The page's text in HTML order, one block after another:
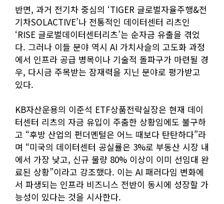
반면, 과거 전기차 중심의 ‘TIGER 글로벌자율주행&전
기차SOLACTIVE’나 전통적인 데이터센터 리츠인
‘RISE 글로벌데이터센터리츠’는 순자금 유출을 겪었
다. 그러나 이들 분야 역시 AI 가치사슬의 고도화 과정
에서 인프라 공급 병목이나 기술적 돌파구가 마련될 경
우, 다시금 주목받는 잠재력을 지닌 분야로 평가받고
있다.
KB자산운용의 이준석 ETF상품전략실장은 현재 데이
터센터 리츠의 자금 유입이 주춤한 상황임에도 불구하
고 “후방 산업의 펀더멘털은 어느 때보다 탄탄하다”라
며 “미국의 데이터센터 공실률은 3%로 부동산 시장 내
에서 가장 낮고, 신규 물량 80% 이상이 이미 선임대 완
료된 상황”이라고 강조했다. 이는 AI 패러다임 변화에
서 파생되는 인프라 비즈니스 전반이 동시에 성장할 가
능성이 있다는 것을 시사한다.